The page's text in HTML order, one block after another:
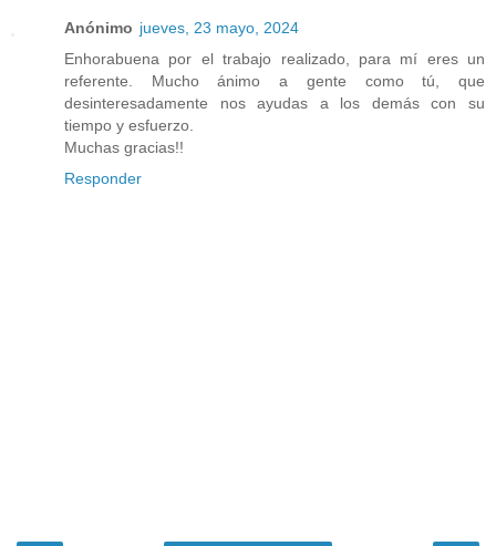
Anónimo jueves, 23 mayo, 2024
Enhorabuena por el trabajo realizado, para mí eres un
referente. Mucho ánimo a gente como tú, que
desinteresadamente nos ayudas a los demás con su
tiempo y esfuerzo.
Muchas gracias!!
Responder